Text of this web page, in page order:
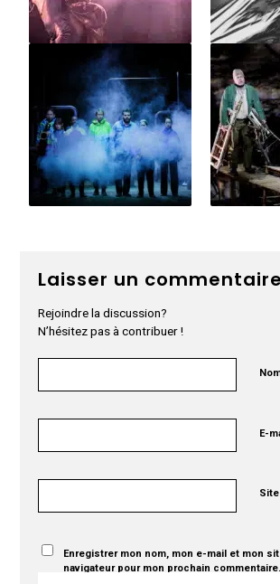
Laisser un commentaire
Rejoindre la discussion?
N’hésitez pas à contribuer !
E-
Enregistrer mon nom, mon e-mail et mon
navigateur pour mon prochain commentaire.